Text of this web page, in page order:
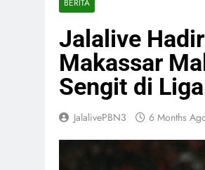
BERITA
Jalalive
Makassar
Sengit di
JalalivePBN3 6 Months